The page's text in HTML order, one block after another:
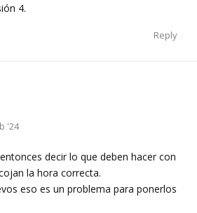
4.
Reply
'24
decir lo que deben hacer con
la hora correcta.
eso es un problema para ponerlos